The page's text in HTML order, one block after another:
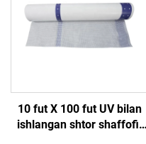
10 fut X 100 fut UV bilan
ishlangan shtor shaffofi,